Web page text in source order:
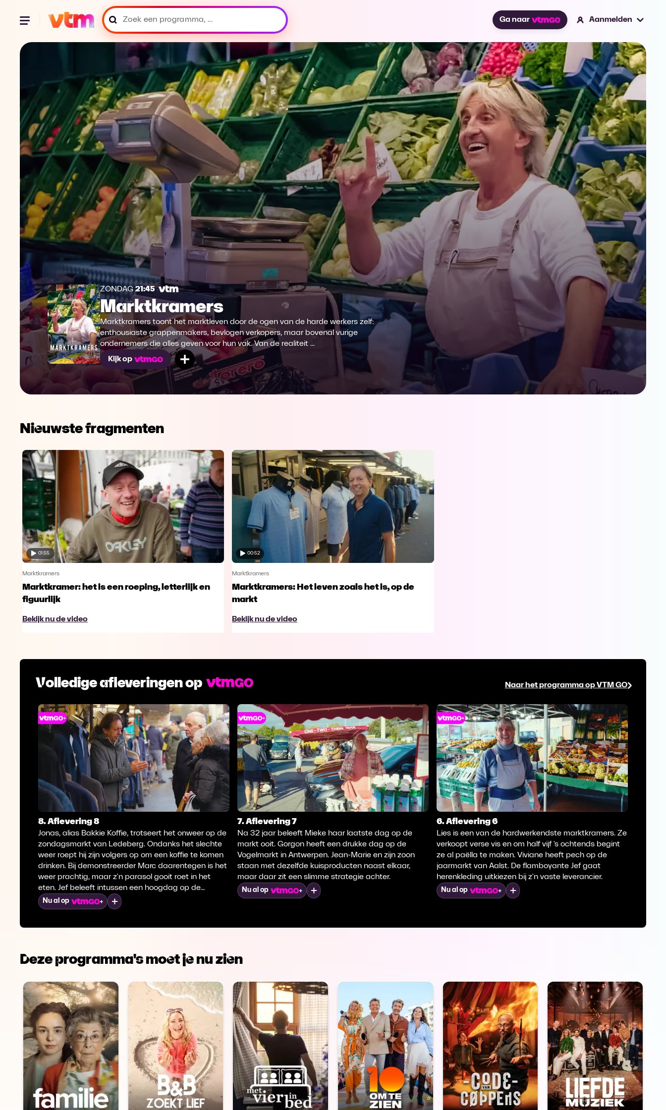
Oeps, browser niet ondersteund
Voor je onze programma's gaat ontdekken,
best je browser updaten of hieronder één
van de ondersteunde browsers
downloaden.
Google Chrome Download
Firefox Download
Safari Download
Microsoft Edge Download
Opera Download
Ga naar Aanmelden
ZONDAG21:45
Marktkramers
Marktkramers toont het marktleven door de ogen van de harde werkers zelf:
enthousiaste grappenmakers, bevlogen verkopers, maar bovenal vurige
ondernemers die alles geven voor hun vak. Van de realiteit ...
Kijk op
Mijn lijst
Nieuwste fragmenten
01:55
Marktkramers
Marktkramer: het is een roeping, letterlijk en
figuurlijk
Bekijk nu de video
00:52
Marktkramers
Marktkramers: Het leven zoals het is, op de
markt
Bekijk nu de video
Volledige afleveringen op Naar het programma op VTM GO
8. Aflevering 8
Jonas, alias Bakkie Koffie, trotseert het onweer op de
zondagsmarkt van Ledeberg. Ondanks het slechte
weer roept hij zijn volgers op om een koffie te komen
drinken. Bij demonstreerder Marc daarentegen is het
weer prachtig, maar z'n parasol gooit roet in het
eten. Jef beleeft intussen een hoogdag op de
jaarmarkt van Olen.
Nu al op
7. Aflevering 7
Na 32 jaar beleeft Mieke haar laatste dag op de
markt ooit. Gorgon heeft een drukke dag op de
Vogelmarkt in Antwerpen. Jean-Marie en zijn zoon
staan met dezelfde kuisproducten naast elkaar,
maar daar zit een slimme strategie achter.
Nu al op
6. Aflevering 6
Lies is een van de hardwerkendste marktkramers. Ze
verkoopt verse vis en om half vijf 's ochtends begint
ze al paëlla te maken. Viviane heeft pech op de
jaarmarkt van Aalst. De flamboyante Jef gaat
herenkleding uitkiezen bij z'n vaste leverancier.
Nu al op
Deze programma's moet je nu zien